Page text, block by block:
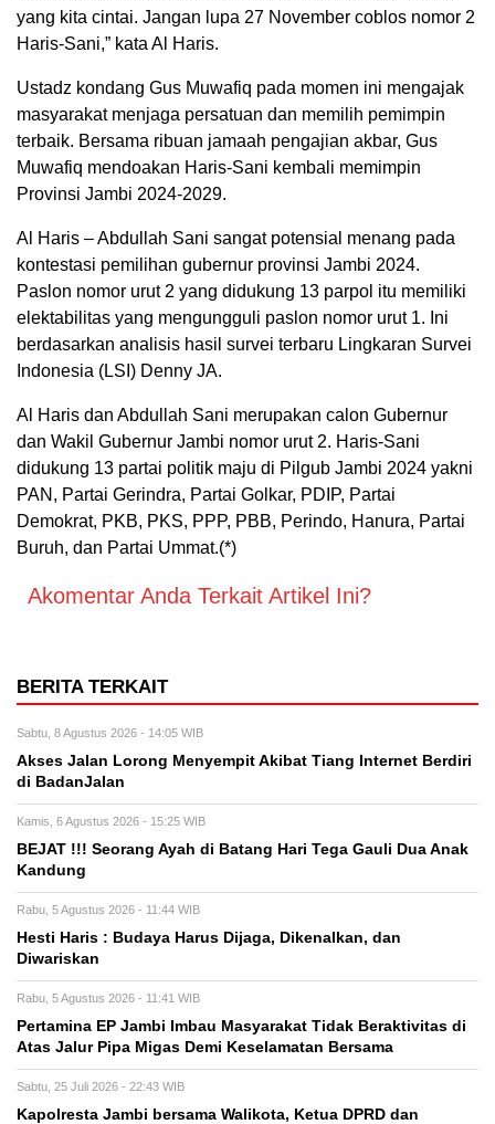
yang kita cintai. Jangan lupa 27 November coblos nomor 2
Haris-Sani,” kata Al Haris.
Ustadz kondang Gus Muwafiq pada momen ini mengajak
masyarakat menjaga persatuan dan memilih pemimpin
terbaik. Bersama ribuan jamaah pengajian akbar, Gus
Muwafiq mendoakan Haris-Sani kembali memimpin
Provinsi Jambi 2024-2029.
Al Haris – Abdullah Sani sangat potensial menang pada
kontestasi pemilihan gubernur provinsi Jambi 2024.
Paslon nomor urut 2 yang didukung 13 parpol itu memiliki
elektabilitas yang mengungguli paslon nomor urut 1. Ini
berdasarkan analisis hasil survei terbaru Lingkaran Survei
Indonesia (LSI) Denny JA.
Al Haris dan Abdullah Sani merupakan calon Gubernur
dan Wakil Gubernur Jambi nomor urut 2. Haris-Sani
didukung 13 partai politik maju di Pilgub Jambi 2024 yakni
PAN, Partai Gerindra, Partai Golkar, PDIP, Partai
Demokrat, PKB, PKS, PPP, PBB, Perindo, Hanura, Partai
Buruh, dan Partai Ummat.(*)
Akomentar Anda Terkait Artikel Ini?
BERITA TERKAIT
Sabtu, 8 Agustus 2026 - 14:05 WIB
Akses Jalan Lorong Menyempit Akibat Tiang Internet Berdiri
di BadanJalan
Kamis, 6 Agustus 2026 - 15:25 WIB
BEJAT !!! Seorang Ayah di Batang Hari Tega Gauli Dua Anak
Kandung
Rabu, 5 Agustus 2026 - 11:44 WIB
Hesti Haris : Budaya Harus Dijaga, Dikenalkan, dan
Diwariskan
Rabu, 5 Agustus 2026 - 11:41 WIB
Pertamina EP Jambi Imbau Masyarakat Tidak Beraktivitas di
Atas Jalur Pipa Migas Demi Keselamatan Bersama
Sabtu, 25 Juli 2026 - 22:43 WIB
Kapolresta Jambi bersama Walikota, Ketua DPRD dan